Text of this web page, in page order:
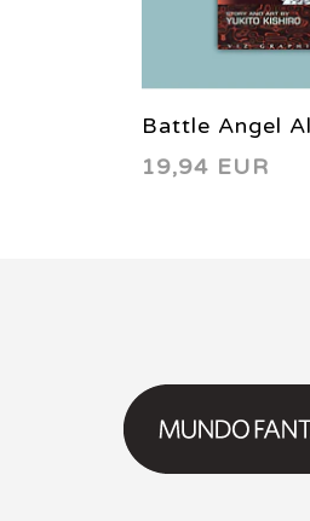
Battle Angel
Angel of
19,94 EUR